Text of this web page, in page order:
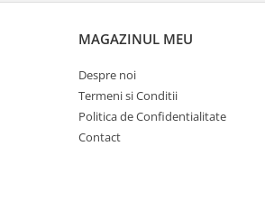
MAGAZINUL MEU
Despre noi
Termeni si Conditii
Politica de Confidentialitate
Contact